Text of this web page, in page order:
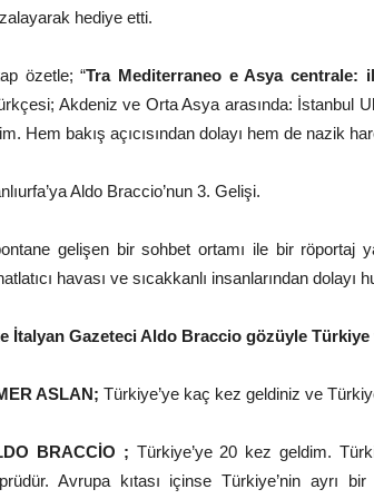
hediye etti.
özetle; “Tra Mediterraneo e Asya centrale:
Akdeniz ve Orta Asya arasında: İstanbul
Hem bakış açıcısından dolayı hem de nazik
Aldo Braccio’nun 3. Gelişi.
gelişen bir sohbet ortamı ile bir röportaj
havası ve sıcakkanlı insanlarından
İtalyan Gazeteci Aldo Braccio gözüyle Türkiye
ASLAN; Türkiye’ye kaç kez geldiniz ve
BRACCİO ; Türkiye’ye 20 kez geldim.
Avrupa kıtası içinse Türkiye’nin ayrı